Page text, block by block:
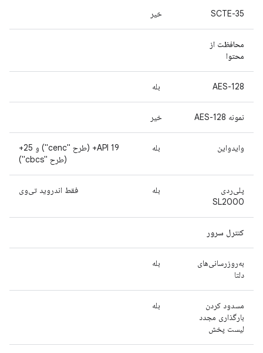
SCTE-35 خیر
محافظت از
محتوا
AES-128 بله
نمونه AES-128 خیر
وایدواین بله
API 19+ (طرح "cenc") و 25+
(طرح "cbcs")
پلی‌ردی
SL2000
بله فقط اندروید تی‌وی
کنترل سرور
به‌روزرسانی‌های
دلتا
بله
مسدود کردن
بارگذاری مجدد
لیست پخش
بله